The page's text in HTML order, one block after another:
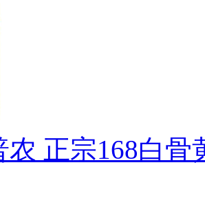
农 正宗168白